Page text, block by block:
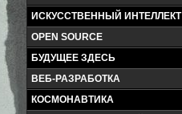
ИСКУССТВЕННЫЙ ИНТЕЛЛЕКТ
OPEN SOURCE
БУДУЩЕЕ ЗДЕСЬ
ВЕБ-РАЗРАБОТКА
КОСМОНАВТИКА